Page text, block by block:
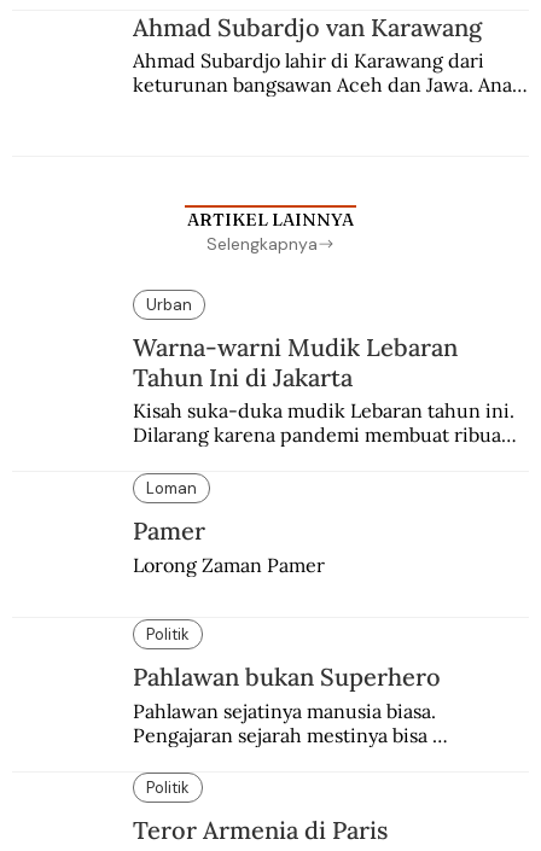
Ahmad Subardjo van Karawang
Ahmad Subardjo lahir di Karawang dari
keturunan bangsawan Aceh dan Jawa. Anak
ARTIKEL LAINNYA
Selengkapnya
Urban
Warna-warni Mudik Lebaran
Tahun Ini di Jakarta
Kisah suka-duka mudik Lebaran tahun ini.
Dilarang karena pandemi membuat ribuan
kampung lebih awal.
Loman
Pamer
Lorong Zaman Pamer
Politik
Pahlawan bukan Superhero
Pahlawan sejatinya manusia biasa.
Pengajaran sejarah mestinya bisa
Politik
Teror Armenia di Paris